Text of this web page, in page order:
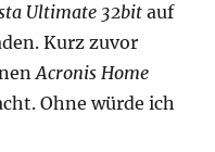
Ultimate 32bitauf
Kurz zuvor
Acronis Home
Ohne würde ich